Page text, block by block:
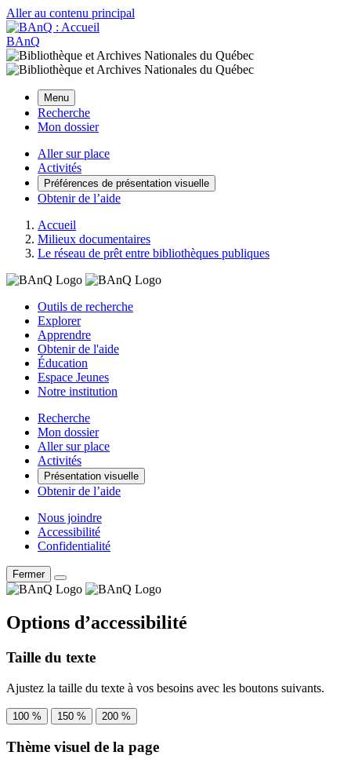
Aller au contenu principal
BAnQ
Menu
Recherche
Mon dossier
Aller sur place
Activités
Préférences de présentation visuelle
Obtenir de l’aide
Accueil
Milieux documentaires
Le réseau de prêt entre bibliothèques publiques
Outils de recherche
Explorer
Apprendre
Obtenir de l'aide
Éducation
Espace Jeunes
Notre institution
Recherche
Mon dossier
Aller sur place
Activités
Présentation visuelle
Obtenir de l’aide
Nous joindre
Accessibilité
Confidentialité
Fermer
Options d’accessibilité
Taille du texte
Ajustez la taille du texte à vos besoins avec les boutons suivants.
100 % 150 % 200 %
Thème visuel de la page